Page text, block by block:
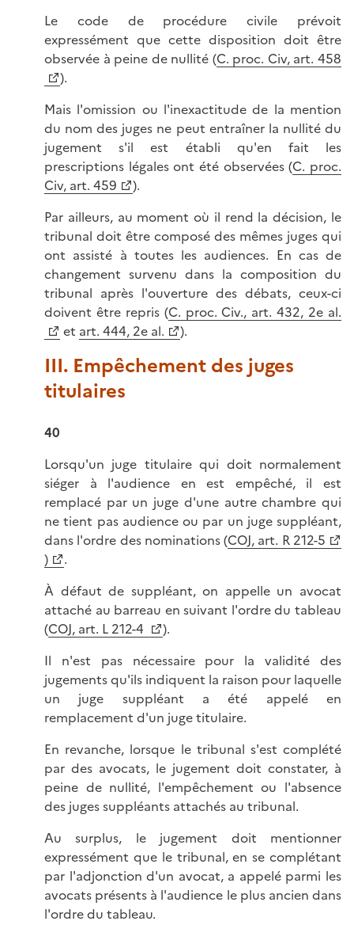
Le code de procédure civile prévoit
expressément que cette disposition doit être
observée à peine de nullité (C. proc. Civ, art. 458
).
Mais l'omission ou l'inexactitude de la mention
du nom des juges ne peut entraîner la nullité du
jugement s'il est établi qu'en fait les
prescriptions légales ont été observées (C. proc.
Civ, art. 459
).
Par ailleurs, au moment où il rend la décision, le
tribunal doit être composé des mêmes juges qui
ont assisté à toutes les audiences. En cas de
changement survenu dans la composition du
tribunal après l'ouverture des débats, ceux-ci
doivent être repris (C. proc. Civ., art. 432, 2e al.
et art. 444, 2e al. ).
III. Empêchement des juges
titulaires
40
Lorsqu'un juge titulaire qui doit normalement
siéger à l'audience en est empêché, il est
remplacé par un juge d'une autre chambre qui
ne tient pas audience ou par un juge suppléant,
dans l'ordre des nominations (COJ, art. R 212-5
)
.
À défaut de suppléant, on appelle un avocat
attaché au barreau en suivant l'ordre du tableau
(COJ, art. L 212-4
).
Il n'est pas nécessaire pour la validité des
jugements qu'ils indiquent la raison pour laquelle
un juge suppléant a été appelé en
remplacement d'un juge titulaire.
En revanche, lorsque le tribunal s'est complété
par des avocats, le jugement doit constater, à
peine de nullité, l'empêchement ou l'absence
des juges suppléants attachés au tribunal.
Au surplus, le jugement doit mentionner
expressément que le tribunal, en se complétant
par l'adjonction d'un avocat, a appelé parmi les
avocats présents à l'audience le plus ancien dans
l'ordre du tableau.